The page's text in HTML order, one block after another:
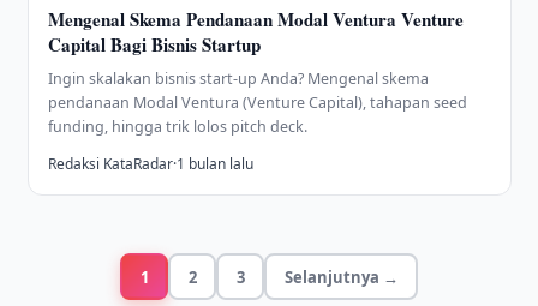
Mengenal Skema Pendanaan Modal Ventura Venture
Capital Bagi Bisnis Startup
Ingin skalakan bisnis start-up Anda? Mengenal skema
pendanaan Modal Ventura (Venture Capital), tahapan seed
funding, hingga trik lolos pitch deck.
Redaksi KataRadar·1 bulan lalu
1 2 3 Selanjutnya →